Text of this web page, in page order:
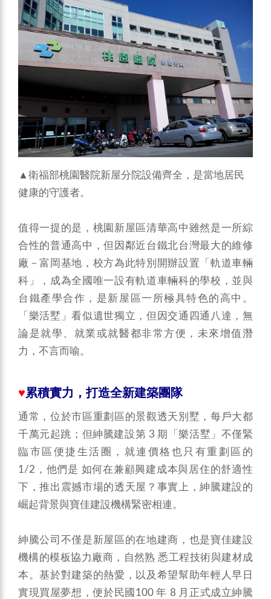
▲衛福部桃園醫院新屋分院設備齊全，是當地居民
健康的守護者。
值得一提的是，桃園新屋區清華高中雖然是一所綜
合性的普通高中，但因鄰近台鐵北台灣最大的維修
廠－富岡基地，校方為此特別開辦設置「軌道車輛
科」，成為全國唯一設有軌道車輛科的學校，並與
台鐵產學合作，是新屋區一所極具特色的高中。
「樂活墅」看似遺世獨立，但因交通四通八達，無
論是就學、就業或就醫都非常方便，未來增值潛
力，不言而喻。
♥累積實力，打造全新建築團隊
通常，位於市區重劃區的景觀透天別墅，每戶大都
千萬元起跳；但紳騰建設第 3 期「樂活墅」不僅緊
臨市區便捷生活圈，就連價格也只有重劃區的
1/2，他們是 如何在兼顧興建成本與居住的舒適性
下，推出震撼市場的透天屋？事實上，紳騰建設的
崛起背景與寶佳建設機構緊密相連。
紳騰公司不僅是新屋區的在地建商，也是寶佳建設
機構的模板協力廠商，自然熟 悉工程技術與建材成
本。基於對建築的熱愛，以及希望幫助年輕人早日
實現買屋夢想，便於民國100 年 8 月正式成立紳騰